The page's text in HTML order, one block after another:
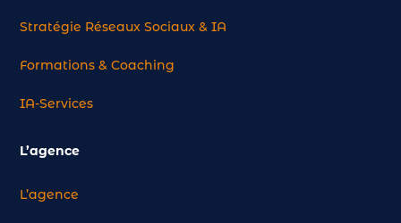
Stratégie Réseaux Sociaux & IA
Formations & Coaching
IA-Services
L’agence
L’agence